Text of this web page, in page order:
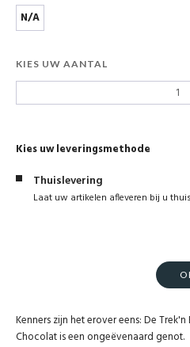
N/A
KIES UW AANTAL
Kies uw leveringsmethode
Thuislevering
Laat uw artikelen afleveren bij u thuis
Kenners zijn het erover eens: De
Chocolat is een ongeëvenaard genot.